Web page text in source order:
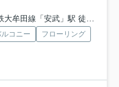
牟田線「安武」駅 徒歩30分
コニー
フローリング